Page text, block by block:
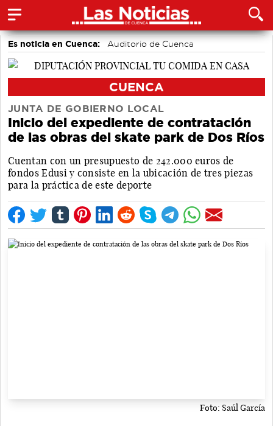
Es noticia en Cuenca: Auditorio de Cuenca
CUENCA
JUNTA DE GOBIERNO LOCAL
Inicio del expediente de contratación
de las obras del skate park de Dos Ríos
Cuentan con un presupuesto de 242.000 euros de
fondos Edusi y consiste en la ubicación de tres piezas
para la práctica de este deporte
Foto: Saúl García